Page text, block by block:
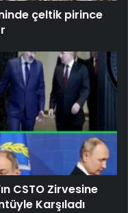
çeltik pirince
CSTO Zirvesine
Karşıladı